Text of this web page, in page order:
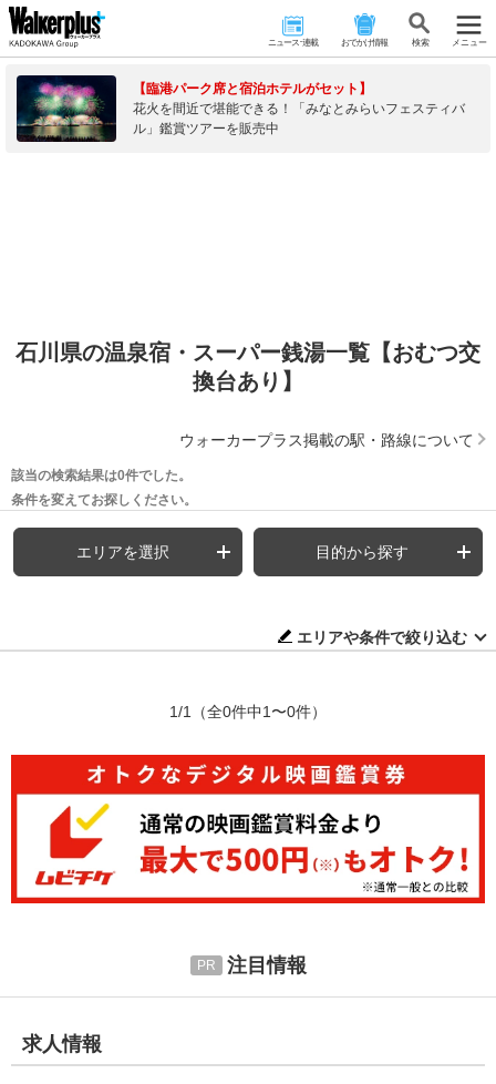
ニュース･連載 おでかけ情報 検 索 メニュー
【臨港パーク席と宿泊ホテルがセット】
花火を間近で堪能できる！「みなとみらいフェスティバ
ル」鑑賞ツアーを販売中
石川県の温泉宿・スーパー銭湯一覧【おむつ交
換台あり】
ウォーカープラス掲載の駅・路線について
該当の検索結果は0件でした。
条件を変えてお探しください。
エリアを選択 目的から探す
エリアや条件で絞り込む
1/1 （全0件中1〜0件）
注目情報
求人情報